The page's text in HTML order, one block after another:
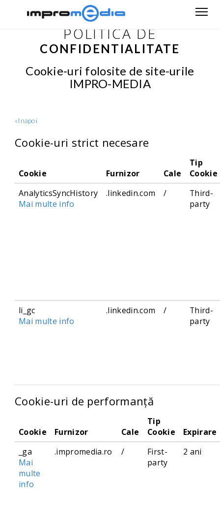
POLITICA DE
CONFIDENTIALITATE
Cookie-uri folosite de site-urile
IMPRO-MEDIA
«Inapoi
Cookie-uri strict necesare
Cookie Furnizor Cale
Tip
Cookie
AnalyticsSyncHistory
Mai multe info
.linkedin.com /
Third-
party
li_gc
Mai multe info
.linkedin.com /
Third-
party
Cookie-uri de performanță
Cookie Furnizor Cale
Tip
Cookie
Expirare
_ga
Mai
multe
info
.impromedia.ro /
First-
party
2 ani